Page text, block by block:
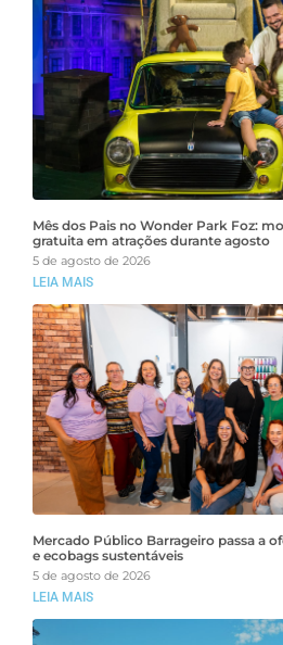
Mês dos Pais no Wonder Park Foz:
gratuita em atrações durante agosto
5 de agosto de 2026
LEIA MAIS
Mercado Público Barrageiro passa a
e ecobags sustentáveis
5 de agosto de 2026
LEIA MAIS